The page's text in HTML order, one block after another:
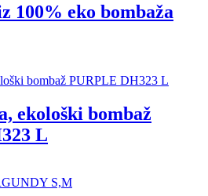
100% eko bombaža
ekološki bombaž
L